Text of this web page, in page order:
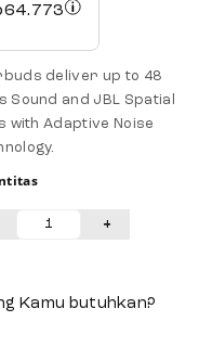
64.773
deliver up to 48
and JBL Spatial
with Adaptive Noise
+
Kamu butuhkan?